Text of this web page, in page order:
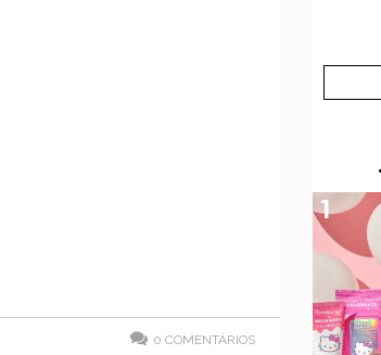
0 COMENTÁRIOS
1